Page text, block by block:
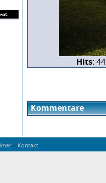
Hits: 44
Kommentare
- Kontakt